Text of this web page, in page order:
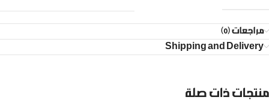
مراجعات (0)
Shipping and Delivery
منتجات ذات صلة